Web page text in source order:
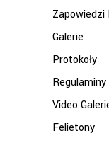
Zapowiedzi
Galerie
Protokoły
Regulaminy
Video
Felietony